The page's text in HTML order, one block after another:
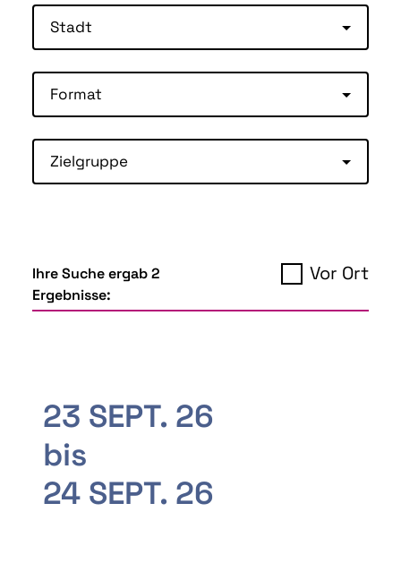
Stadt
Format
Zielgruppe
Ihre Suche ergab 2
Ergebnisse:
Vor Ort
23 SEPT. 26
bis
24 SEPT. 26